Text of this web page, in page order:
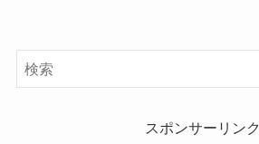
スポンサーリンク